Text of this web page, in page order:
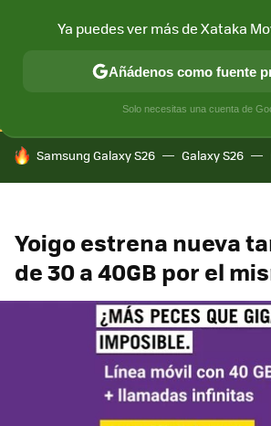
CONECTIVIDAD MÓVIL Y SOCIEDAD
HOY SE HABLA DE
Samsung Galaxy S26 Galaxy S26
Yoigo estrena nueva
de 30 a 40GB por el
Ya puedes ver más de Xataka
Añádenos como fuente
Solo necesitas una cuenta de